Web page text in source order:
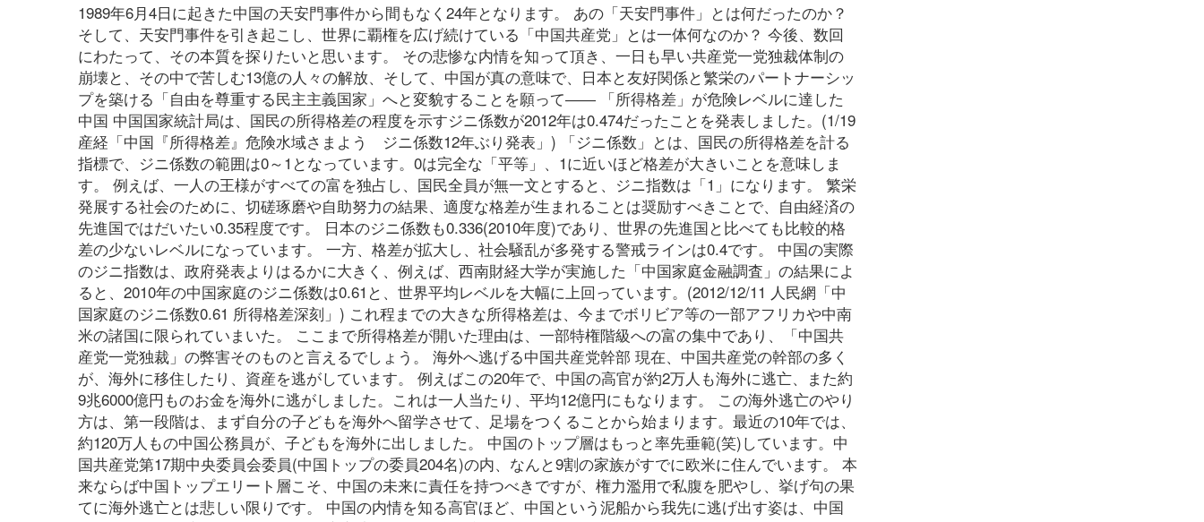
1989年6月4日に起きた中国の天安門事件から間もなく24年となります。 あの「天安門事件」とは何だったのか？
そして、天安門事件を引き起こし、世界に覇権を広げ続けている「中国共産党」とは一体何なのか？ 今後、数回
にわたって、その本質を探りたいと思います。 その悲惨な内情を知って頂き、一日も早い共産党一党独裁体制の
崩壊と、その中で苦しむ13億の人々の解放、そして、中国が真の意味で、日本と友好関係と繁栄のパートナーシッ
プを築ける「自由を尊重する民主主義国家」へと変貌することを願って―― 「所得格差」が危険レベルに達した
中国 中国国家統計局は、国民の所得格差の程度を示すジニ係数が2012年は0.474だったことを発表しました。(1/19
産経「中国『所得格差』危険水域さまよう ジニ係数12年ぶり発表」) 「ジニ係数」とは、国民の所得格差を計る
指標で、ジニ係数の範囲は0～1となっています。0は完全な「平等」、1に近いほど格差が大きいことを意味しま
す。 例えば、一人の王様がすべての富を独占し、国民全員が無一文とすると、ジニ指数は「1」になります。 繁栄
発展する社会のために、切磋琢磨や自助努力の結果、適度な格差が生まれることは奨励すべきことで、自由経済の
先進国ではだいたい0.35程度です。 日本のジニ係数も0.336(2010年度)であり、世界の先進国と比べても比較的格
差の少ないレベルになっています。 一方、格差が拡大し、社会騒乱が多発する警戒ラインは0.4です。 中国の実際
のジニ指数は、政府発表よりはるかに大きく、例えば、西南財経大学が実施した「中国家庭金融調査」の結果によ
ると、2010年の中国家庭のジニ係数は0.61と、世界平均レベルを大幅に上回っています。(2012/12/11 人民網「中
国家庭のジニ係数0.61 所得格差深刻」) これ程までの大きな所得格差は、今までボリビア等の一部アフリカや中南
米の諸国に限られていまいた。 ここまで所得格差が開いた理由は、一部特権階級への富の集中であり、「中国共
産党一党独裁」の弊害そのものと言えるでしょう。 海外へ逃げる中国共産党幹部 現在、中国共産党の幹部の多く
が、海外に移住したり、資産を逃がしています。 例えばこの20年で、中国の高官が約2万人も海外に逃亡、また約
9兆6000億円ものお金を海外に逃がしました。これは一人当たり、平均12億円にもなります。 この海外逃亡のやり
方は、第一段階は、まず自分の子どもを海外へ留学させて、足場をつくることから始まります。最近の10年では、
約120万人もの中国公務員が、子どもを海外に出しました。 中国のトップ層はもっと率先垂範(笑)しています。中
国共産党第17期中央委員会委員(中国トップの委員204名)の内、なんと9割の家族がすでに欧米に住んでいます。 本
来ならば中国トップエリート層こそ、中国の未来に責任を持つべきですが、権力濫用で私腹を肥やし、挙げ句の果
てに海外逃亡とは悲しい限りです。 中国の内情を知る高官ほど、中国という泥船から我先に逃げ出す姿は、中国